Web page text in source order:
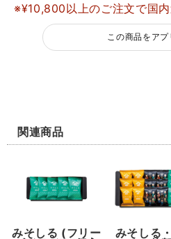
※¥10,800以上のご注文で国内
この商品をア
関連商品
みそしる (フリー みそしる